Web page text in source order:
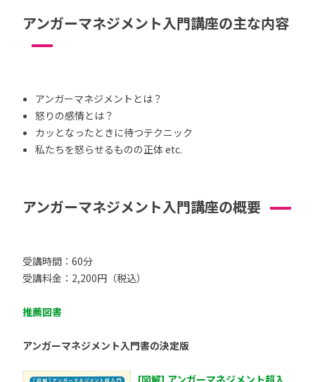
アンガーマネジメント入門講座の主な内容
アンガーマネジメントとは？
怒りの感情とは？
カッとなったときに待つテクニック
私たちを怒らせるものの正体 etc.
アンガーマネジメント入門講座の概要
受講時間：60分
受講料金：2,200円（税込）
推薦図書
アンガーマネジメント入門書の決定版
[図解] アンガーマネジメント超入